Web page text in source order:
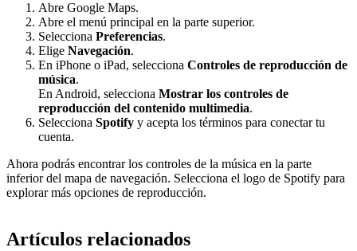
Abre Google Maps.
Abre el menú principal en la parte superior.
Selecciona Preferencias.
Elige Navegación.
En iPhone o iPad, selecciona Controles de reproducción de
música.
En Android, selecciona Mostrar los controles de
reproducción del contenido multimedia.
Selecciona Spotify y acepta los términos para conectar tu
cuenta.
Ahora podrás encontrar los controles de la música en la parte
inferior del mapa de navegación. Selecciona el logo de Spotify para
explorar más opciones de reproducción.
Artículos relacionados